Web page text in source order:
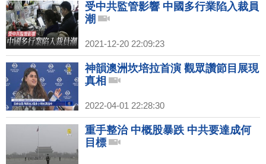
受中共監管影響 中國多行業陷入裁員
潮
2021-12-20 22:09:23
神韻澳洲坎培拉首演 觀眾讚節目展現
真相
2022-04-01 22:28:30
重手整治 中概股暴跌 中共要達成何
目標